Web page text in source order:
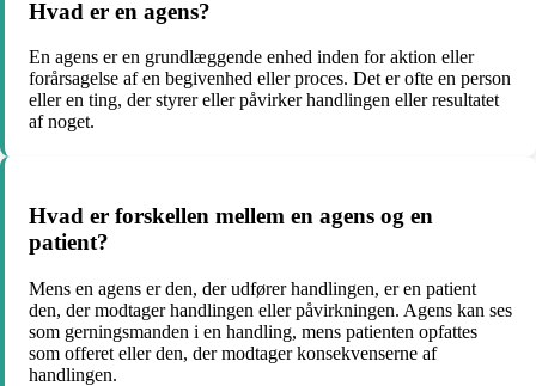
Hvad er en agens?
En agens er en grundlæggende enhed inden for aktion eller
forårsagelse af en begivenhed eller proces. Det er ofte en person
eller en ting, der styrer eller påvirker handlingen eller resultatet
af noget.
Hvad er forskellen mellem en agens og en
patient?
Mens en agens er den, der udfører handlingen, er en patient
den, der modtager handlingen eller påvirkningen. Agens kan ses
som gerningsmanden i en handling, mens patienten opfattes
som offeret eller den, der modtager konsekvenserne af
handlingen.